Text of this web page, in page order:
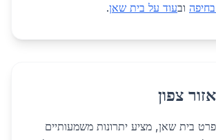
ובעוד על בית שאן.
צפון
בית שאן, מציע יתרונות משמעותיים